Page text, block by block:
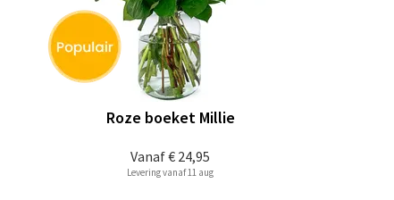
Vanaf€ 24,95
Roze boeket Millie
Levering vanaf 11 aug